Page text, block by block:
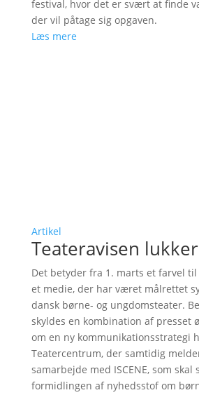
festival, hvor det er svært at finde
der vil påtage sig opgaven.
Læs mere
Artikel
Teateravisen
Det betyder fra 1. marts et farvel til
et medie, der har været målrettet
dansk børne- og ungdomsteater.
skyldes en kombination af presset
om en ny kommunikationsstrategi
Teatercentrum, der samtidig
samarbejde med ISCENE, som skal
formidlingen af nyhedsstof om